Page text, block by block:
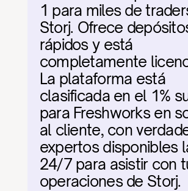
1 para miles de
Storj. Ofrece
rápidos y está
completamente
La plataforma está
clasificada en el 1%
para Freshworks en
al cliente, con
expertos disponibles
24/7 para asistir con
operaciones de Storj.